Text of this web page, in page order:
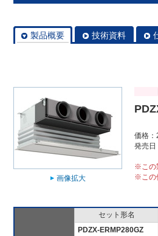
製品概要 技術資料
画像拡大
価格：
発売日
※この
※この
セット形名
PDZX-ERMP280GZ